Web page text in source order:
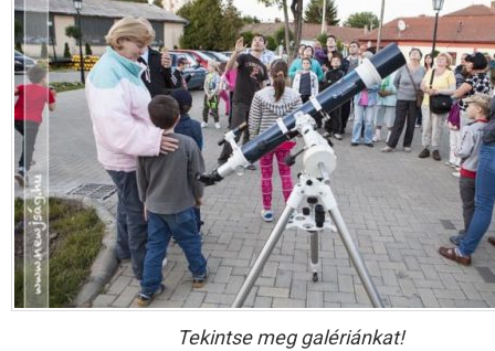
Tekintse meg galériánkat!